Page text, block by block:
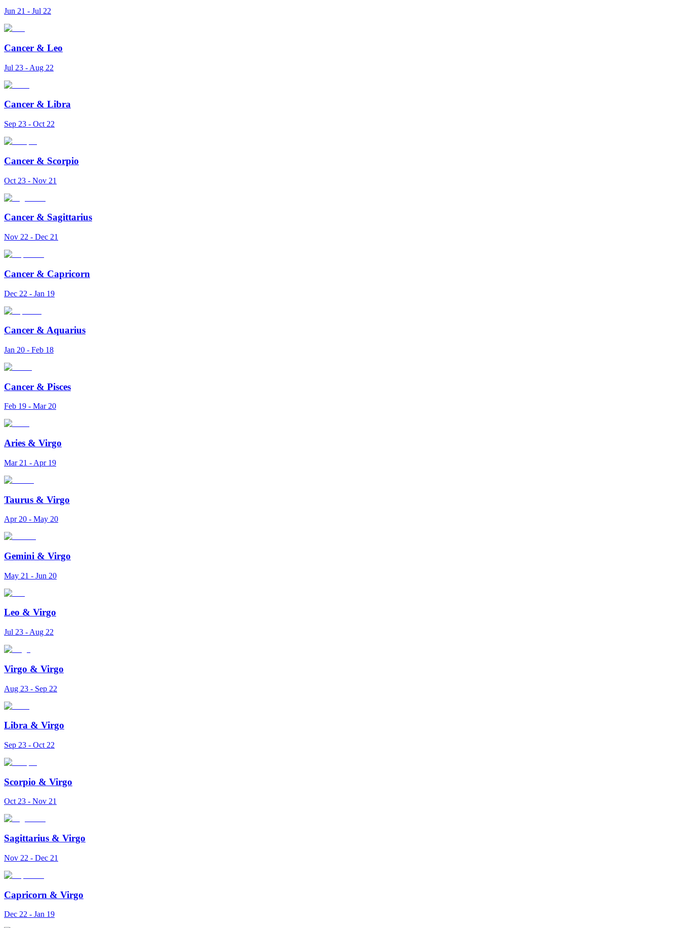
Jun 21 - Jul 22
Cancer & Leo
Jul 23 - Aug 22
Cancer & Libra
Sep 23 - Oct 22
Cancer & Scorpio
Oct 23 - Nov 21
Cancer & Sagittarius
Nov 22 - Dec 21
Cancer & Capricorn
Dec 22 - Jan 19
Cancer & Aquarius
Jan 20 - Feb 18
Cancer & Pisces
Feb 19 - Mar 20
Aries & Virgo
Mar 21 - Apr 19
Taurus & Virgo
Apr 20 - May 20
Gemini & Virgo
May 21 - Jun 20
Leo & Virgo
Jul 23 - Aug 22
Virgo & Virgo
Aug 23 - Sep 22
Libra & Virgo
Sep 23 - Oct 22
Scorpio & Virgo
Oct 23 - Nov 21
Sagittarius & Virgo
Nov 22 - Dec 21
Capricorn & Virgo
Dec 22 - Jan 19